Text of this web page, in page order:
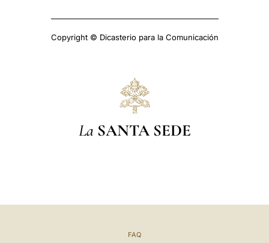
Copyright © Dicasterio para la Comunicación
La SANTA SEDE
FAQ